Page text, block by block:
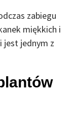
zabiegu
miękkich i
jest jednym z